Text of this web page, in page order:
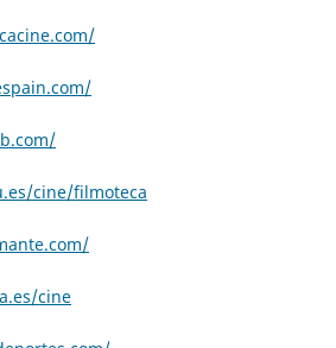
cine/filmoteca
cine